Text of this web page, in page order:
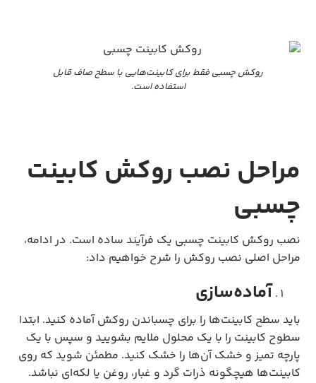
روکش چسبی فقط برای کابینت‌هایی با سطح صاف قابل
استفاده است.
مراحل نصب روکش کابینت
چسبی
نصب روکش کابینت چسبی یک فرآیند ساده است. در ادامه،
مراحل اصلی نصب روکش را شرح خواهیم داد:
‌آماده‌سازی
باید سطح کابینت‌ها را برای چسباندن روکش آماده کنید. ابتدا
سطوح کابینت را با یک محلول ملایم بشویید و سپس با یک
پارچه تمیز و خشک آن‌ها را خشک کنید. مطمئن شوید که روی
کابینت‌ها هیچگونه ذرات گرد و غبار، روغن یا لکه‌ای نباشد.